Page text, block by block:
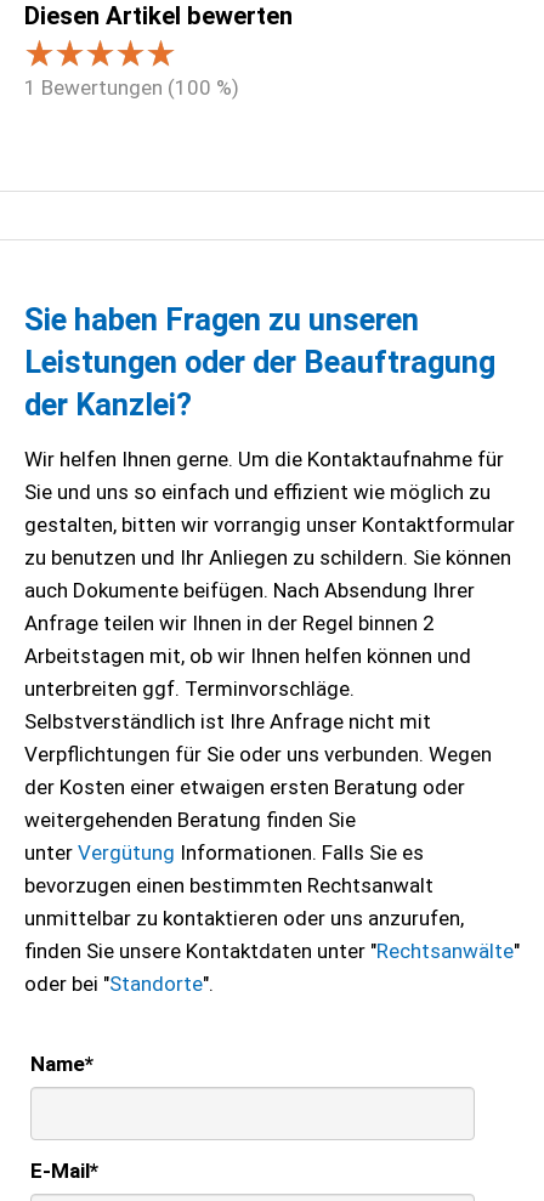
Diesen Artikel bewerten
1 Bewertungen (100 %)
Sie haben Fragen zu unseren
Leistungen oder der Beauftragung
der Kanzlei?
Wir helfen Ihnen gerne. Um die Kontaktaufnahme für
Sie und uns so einfach und effizient wie möglich zu
gestalten, bitten wir vorrangig unser Kontaktformular
zu benutzen und Ihr Anliegen zu schildern. Sie können
auch Dokumente beifügen. Nach Absendung Ihrer
Anfrage teilen wir Ihnen in der Regel binnen 2
Arbeitstagen mit, ob wir Ihnen helfen können und
unterbreiten ggf. Terminvorschläge.
Selbstverständlich ist Ihre Anfrage nicht mit
Verpflichtungen für Sie oder uns verbunden. Wegen
der Kosten einer etwaigen ersten Beratung oder
weitergehenden Beratung finden Sie
unter Vergütung Informationen. Falls Sie es
bevorzugen einen bestimmten Rechtsanwalt
unmittelbar zu kontaktieren oder uns anzurufen,
finden Sie unsere Kontaktdaten unter "Rechtsanwälte"
oder bei "Standorte".
Name*
E-Mail*